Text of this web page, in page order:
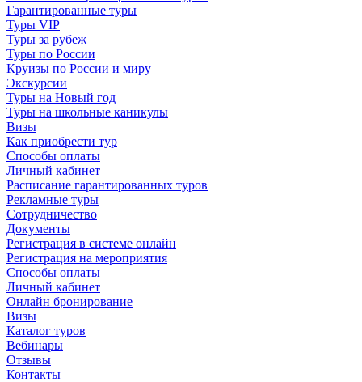
Гарантированные туры
Туры VIP
Туры за рубеж
Туры по России
Круизы по России и миру
Экскурсии
Туры на Новый год
Туры на школьные каникулы
Визы
Как приобрести тур
Способы оплаты
Личный кабинет
Расписание гарантированных туров
Рекламные туры
Сотрудничество
Документы
Регистрация в системе онлайн
Регистрация на мероприятия
Способы оплаты
Личный кабинет
Онлайн бронирование
Визы
Каталог туров
Вебинары
Отзывы
Контакты